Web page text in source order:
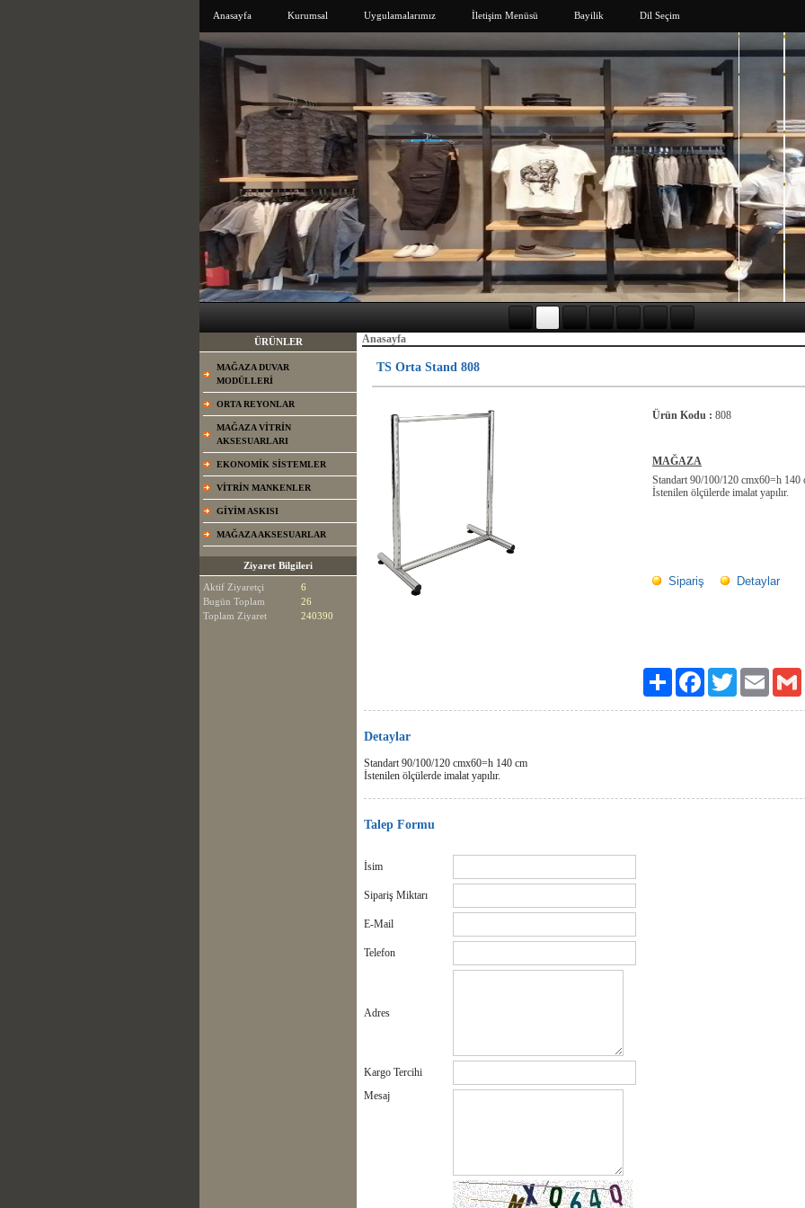
Anasayfa Kurumsal Uygulamalarımız İletişim Menüsü Bayilik Dil Seçim
ÜRÜNLER
MAĞAZA DUVAR
MODÜLLERİ
ORTA REYONLAR
MAĞAZA VİTRİN
AKSESUARLARI
EKONOMİK SİSTEMLER
VİTRİN MANKENLER
GİYİM ASKISI
MAĞAZA AKSESUARLAR
Ziyaret Bilgileri
Aktif Ziyaretçi
6
Bugün Toplam
26
Toplam Ziyaret
240390
Anasayfa
TS Orta Stand 808
Ürün Kodu : 808
MAĞAZA
Standart 90/100/120 cmx60=h 140
İstenilen ölçülerde imalat yapılır.
Sipariş Detaylar
Paylaş FacebookTwitter Email
Detaylar
Standart 90/100/120 cmx60=h 140 cm
İstenilen ölçülerde imalat yapılır.
Talep Formu
İsim
Sipariş Miktarı
E-Mail
Telefon
Adres
Kargo Tercihi
Mesaj